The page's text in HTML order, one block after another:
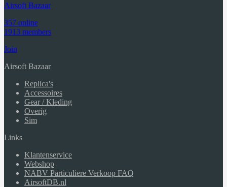
Airsoft Bazaar
357 online
1913 members
Join
Airsoft Bazaar
Replica's
Accessoires
Gear / Kleding
Overig
Sim
Links
Klantenservice
Webshop
NABV Particuliere Verkoop FAQ
AirsoftDB.nl